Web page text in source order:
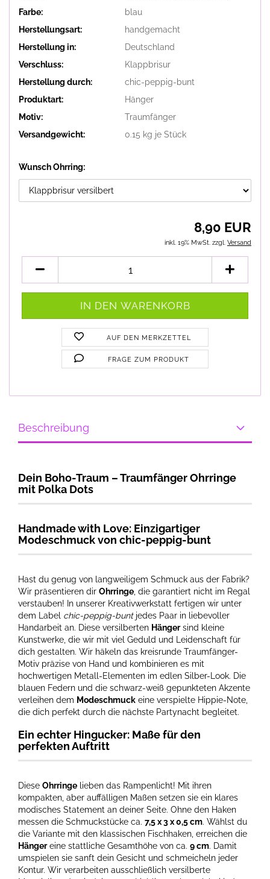
Farbe:
blau
Herstellungsart:
handgemacht
Herstellung in:
Deutschland
Verschluss:
Klappbrisur
Herstellung durch:
chic-peppig-bunt
Produktart:
Hänger
Motiv:
Traumfänger
Versandgewicht:
0.15 kg je Stück
Wunsch Ohrring:
8,90 EUR
inkl. 19% MwSt. zzgl. Versand
AUF DEN MERKZETTEL
FRAGE ZUM PRODUKT
Beschreibung
Dein Boho-Traum – Traumfänger Ohrringe
mit Polka Dots
Handmade with Love: Einzigartiger
Modeschmuck von chic-peppig-bunt
Hast du genug von langweiligem Schmuck aus der Fabrik?
Wir präsentieren dir Ohrringe , die garantiert nicht im Regal
verstauben! In unserer Kreativwerkstatt fertigen wir unter
dem Label chic-peppig-buntjedes Paar in liebevoller
Handarbeit an. Diese versilberten Hängersind kleine
Kunstwerke, die wir mit viel Geduld und Leidenschaft für
dich gestalten. Wir häkeln das kreisrunde Traumfänger-
Motiv präzise von Hand und kombinieren es mit
hochwertigen Metall-Elementen im edlen Silber-Look. Die
blauen Federn und die schwarz-weiß gepunkteten Akzente
verleihen dem Modeschmuck eine verspielte Hippie-Note,
die dich perfekt durch die nächste Partynacht begleitet.
Ein echter Hingucker: Maße für den
perfekten Auftritt
Diese Ohrringe lieben das Rampenlicht! Mit ihren
kompakten, aber auffälligen Maßen setzen sie ein klares
modisches Statement an deiner Seite. Ohne den Haken
messen die Schmuckstücke ca. 7,5 x 3 x 0,5 cm. Wählst du
die Variante mit den klassischen Fischhaken, erreichen die
Hängereine stattliche Gesamthöhe von ca. 9 cm. Damit
umspielen sie sanft dein Gesicht und schmeicheln jeder
Kontur. Wir verarbeiten ausschließlich versilberte